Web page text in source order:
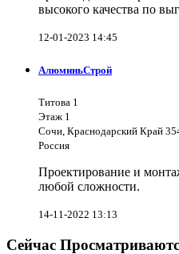
высокого качества по
12-01-2023 14:45
АлюминьСтрой
Титова 1
Этаж 1
Сочи, Краснодарский Край
Россия
Проектирование и
любой сложности.
14-11-2022 13:13
Сейчас